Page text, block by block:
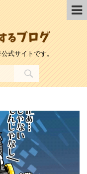
式サイトです。